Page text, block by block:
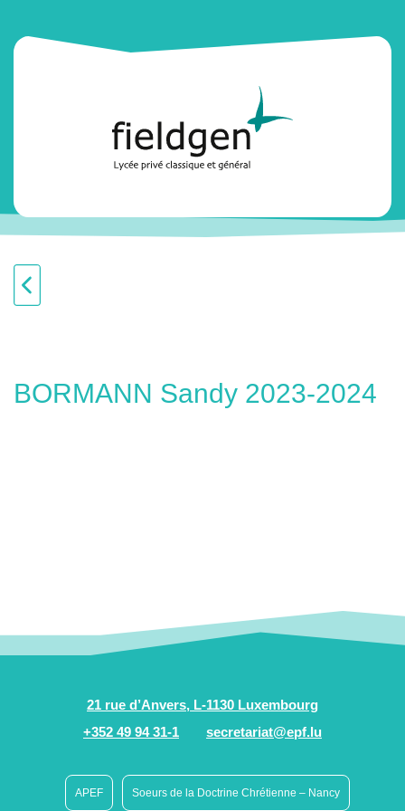
BORMANN Sandy 2023-2024
21 rue d’Anvers, L-1130 Luxembourg
+352 49 94 31-1
secretariat@epf.lu
APEF Soeurs de la Doctrine Chrétienne – Nancy